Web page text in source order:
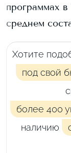
программах в
среднем
Хотите
под свой
более 400
наличию